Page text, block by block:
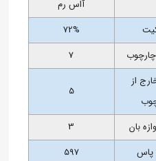
آاس رم
72%
7
از
5
بان
3
پاس
597